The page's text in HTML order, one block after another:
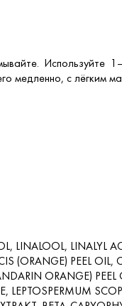
Используйте
медленно, с лёгким
LINALOOL, LINALYL
(ORANGE) PEEL OIL,
ORANGE)
LEPTOSPERMUM